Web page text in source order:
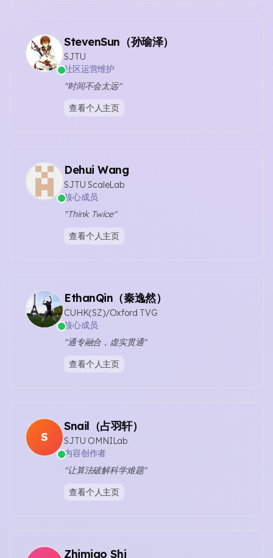
StevenSun（孙瑜泽）
SJTU
社区运营维护
"时间不会太远"
查看个人主页
Dehui Wang
SJTU ScaleLab
核心成员
"Think Twice"
查看个人主页
EthanQin（秦逸然）
CUHK(SZ)/Oxford TVG
核心成员
"通专融合，虚实贯通"
查看个人主页
S
Snail（占羽轩）
SJTU OMNILab
内容创作者
"让算法破解科学难题"
查看个人主页
Zhimiao Shi